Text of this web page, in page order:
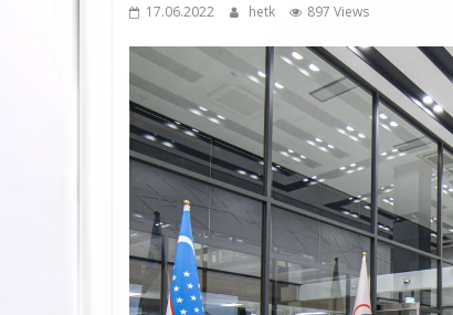
17.06.2022 hetk 897 Views